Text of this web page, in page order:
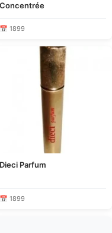
Concentrée
📅 1899
Dieci Parfum
📅 1899